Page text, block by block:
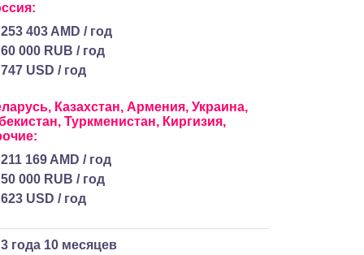
253 403 AMD / год
60 000 RUB / год
747 USD / год
Казахстан, Армения, Украина,
Туркменистан, Киргизия,
211 169 AMD / год
50 000 RUB / год
623 USD / год
3 года 10 месяцев